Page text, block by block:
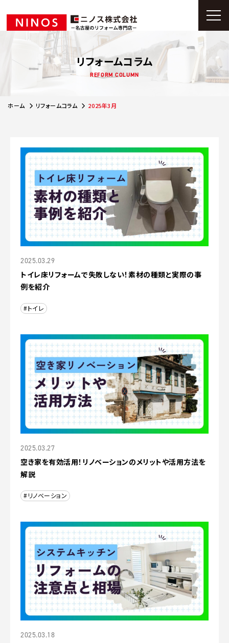
リフォームコラム
REFORM COLUMN
ホーム リフォームコラム 2025年3月
2025.03.29
トイレ床リフォームで失敗しない！素材の種類と実際の事
例を紹介
#トイレ
2025.03.27
空き家を有効活用！リノベーションのメリットや活用方法を
解説
#リノベーション
2025.03.18